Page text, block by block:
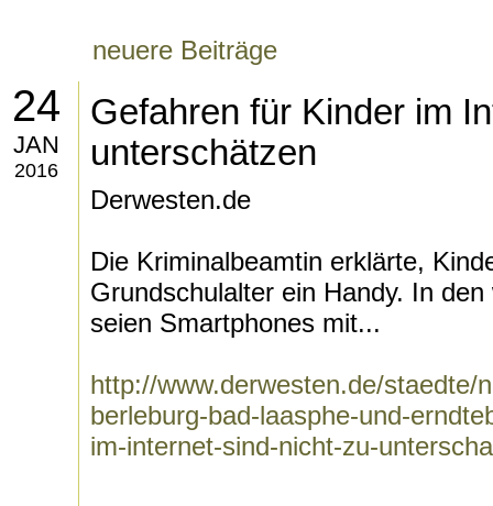
neuere Beiträge
24
JAN
2016
Gefahren für Kinder im
unterschätzen
Derwesten.de
Die Kriminalbeamtin erklärte,
Grundschulalter ein Handy. In
seien Smartphones mit...
http://www.derwesten.de/staedte/
berleburg-bad-laasphe-und-
im-internet-sind-nicht-zu-